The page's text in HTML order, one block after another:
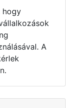
hogy
A